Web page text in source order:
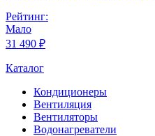
Рейтинг:
Мало
31 490 ₽
Каталог
Кондиционеры
Вентиляция
Вентиляторы
Водонагреватели